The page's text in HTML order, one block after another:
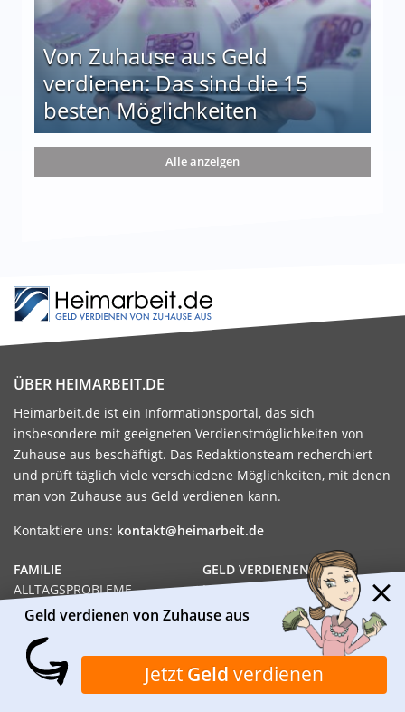
Von Zuhause aus Geld
verdienen: Das sind die 15
besten Möglichkeiten
die 15 besten Möglichkeiten
Alle anzeigen
ÜBER HEIMARBEIT.DE
Heimarbeit.de ist ein Informationsportal, das sich
insbesondere mit geeigneten Verdienstmöglichkeiten von
Zuhause aus beschäftigt. Das Redaktionsteam recherchiert
und prüft täglich viele verschiedene Möglichkeiten, mit denen
man von Zuhause aus Geld verdienen kann.
Kontaktiere uns: kontakt@heimarbeit.de
GELD VERDIENEN
HEIMARBEIT
NEBENJOB
JOB
FAMILIE
ALLTAGSPROBLEME
FAMILIE
MÜTTER
ALLEINERZIEHEND
WISSENSWERTES
Geld verdienen von Zuhause aus
Jetzt Geld verdienen